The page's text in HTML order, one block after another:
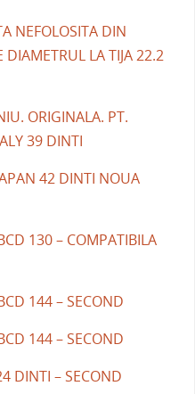
NEFOLOSITA DIN
DIAMETRUL LA TIJA 22.2
ORIGINALA. PT.
39 DINTI
42 DINTI NOUA
130 – COMPATIBILA
144 – SECOND
144 – SECOND
DINTI – SECOND